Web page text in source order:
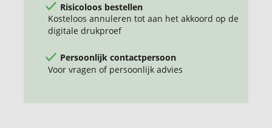
Risicoloos bestellen
Kosteloos annuleren tot aan het akkoord op de
digitale drukproef
Persoonlijk contactpersoon
Voor vragen of persoonlijk advies